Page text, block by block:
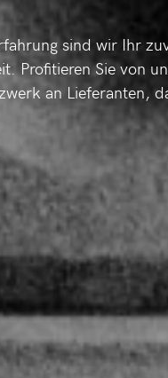
sind wir Ihr
Profitieren Sie von
an Lieferanten,